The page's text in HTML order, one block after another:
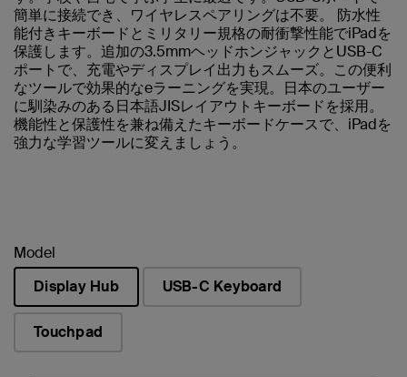
簡単に接続でき、ワイヤレスペアリングは不要。 防水性
能付きキーボードとミリタリー規格の耐衝撃性能でiPadを
保護します。追加の3.5mmヘッドホンジャックとUSB-C
ポートで、充電やディスプレイ出力もスムーズ。この便利
なツールで効果的なeラーニングを実現。日本のユーザー
に馴染みのある日本語JISレイアウトキーボードを採用。
機能性と保護性を兼ね備えたキーボードケースで、iPadを
強力な学習ツールに変えましょう。
Model
Display Hub
選択済み
USB-C Keyboard
Touchpad